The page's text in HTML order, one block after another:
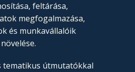
feltárása,
megfogalmazása,
és munkavállalóik
tematikus útmutatókkal